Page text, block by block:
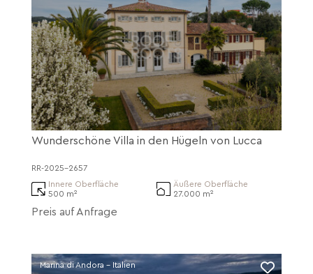
Wunderschöne Villa in den Hügeln von Lucca
RR-2025-2657
Innere Oberfläche
500 m²
Äußere Oberfläche
27.000 m²
Preis auf Anfrage
Marina di Andora - Italien